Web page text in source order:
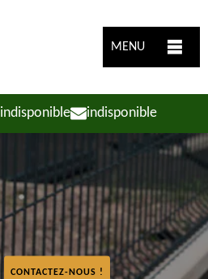
MENU
indisponible indisponible
CONTACTEZ-NOUS !